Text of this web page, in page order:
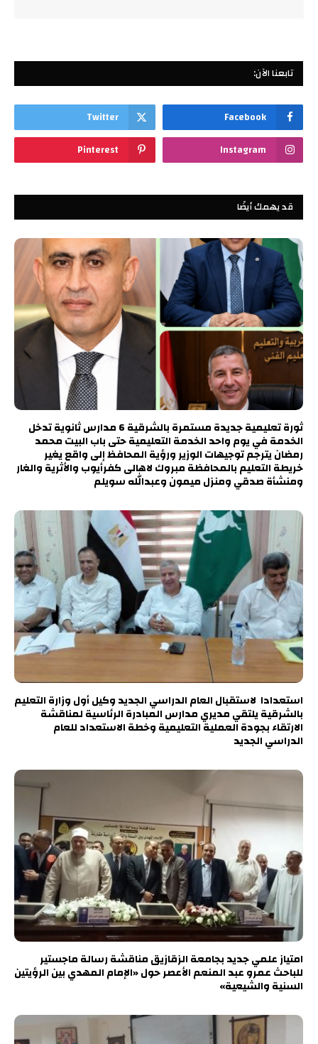
تابعنا الآن:
Facebook
Twitter
Instagram
Pinterest
قد يهمك أيضًا
ثورة تعليمية جديدة مستمرة بالشرقية 6 مدارس ثانوية تدخل
الخدمة في يوم واحد الخدمة التعليمية حتى باب البيت محمد
رمضان يترجم توجيهات الوزير ورؤية المحافظ إلى واقع يغير
خريطة التعليم بالمحافظة مبروك لاهالى كفرأيوب والأثرية والغار
ومنشأة صدقي ومنزل ميمون وعبدالله سويلم
استعدادا لاستقبال العام الدراسي الجديد وكيل أول وزارة التعليم
بالشرقية يلتقي مديري مدارس المبادرة الرئاسية لمناقشة
الارتقاء بجودة العملية التعليمية وخطة الاستعداد للعام
الدراسي الجديد
امتياز علمي جديد بجامعة الزقازيق مناقشة رسالة ماجستير
للباحث عمرو عبد المنعم الأعصر حول «الإمام المهدي بين الرؤيتين
السنية والشيعية»